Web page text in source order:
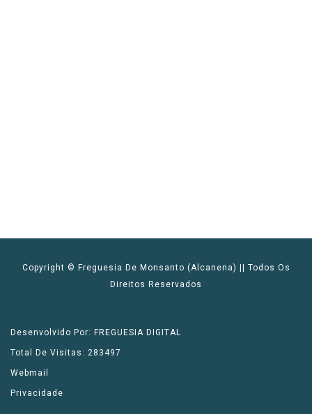
Copyright © Freguesia De Monsanto (Alcanena) || Todos Os
Direitos Reservados
Desenvolvido Por: FREGUESIA DIGITAL
Total De Visitas: 283497
Webmail
Privacidade